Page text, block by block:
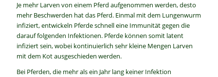
Je mehr Larven von einem Pferd aufgenommen werden, desto
mehr Beschwerden hat das Pferd. Einmal mit dem Lungenwurm
infiziert, entwickeln Pferde schnell eine Immunität gegen die
darauf folgenden Infektionen. Pferde können somit latent
infiziert sein, wobei kontinuierlich sehr kleine Mengen Larven
mit dem Kot ausgeschieden werden.
Bei Pferden, die mehr als ein Jahr lang keiner Infektion